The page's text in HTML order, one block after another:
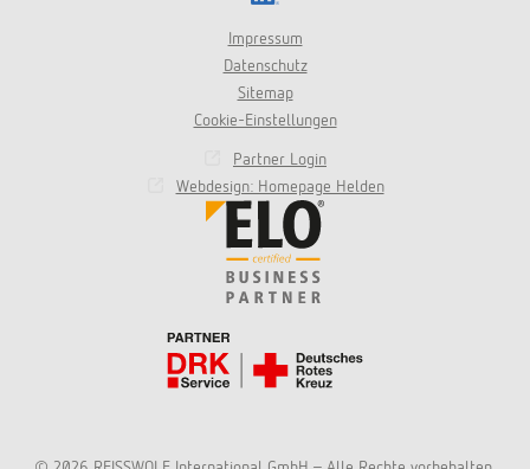
Impressum
Datenschutz
Sitemap
Cookie-Einstellungen
Partner Login
Webdesign: Homepage Helden